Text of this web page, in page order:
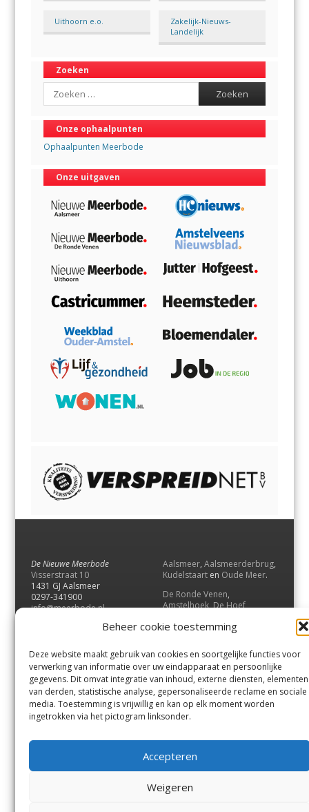
Beheer cookie toestemming
Deze website maakt gebruik van cookies en soortgelijke functies voor
verwerking van informatie over uw eindapparaat en persoonlijke
gegevens. Dit omvat integratie van inhoud, externe diensten, elementen
van derden, statistische analyse, gepersonaliseerde reclame en sociale
media. Toestemming is vrijwillig en kan op elk moment worden
ingetrokken via het pictogram linksonder.
Accepteren
Weigeren
Uithoorn e.o.
Zakelijk-Nieuws-
Landelijk
Zoeken
Search
Onze ophaalpunten
Ophaalpunten Meerbode
Onze uitgaven
De Nieuwe Meerbode
Visserstraat 10
1431 GJ Aalsmeer
0297-341900
info@meerbode.nl
Aalsmeer, Aalsmeerderbrug,
Kudelstaart en Oude Meer.
De Ronde Venen,
Amstelhoek,De Hoef,
Vrouwenakker,Waverveen
UithoornenDe Kwakel.
Contact
Andere uitgaven
Bezorgklacht
Vacatures
Voorwaarden
Privacyverklaring